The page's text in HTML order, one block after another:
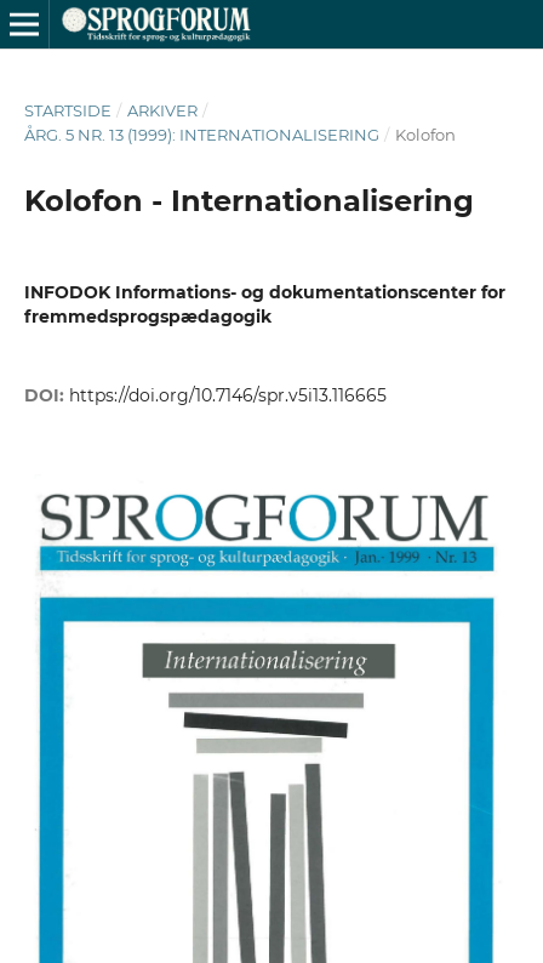
STARTSIDE / ARKIVER /
ÅRG. 5 NR. 13 (1999): INTERNATIONALISERING / Kolofon
Kolofon - Internationalisering
INFODOK Informations- og dokumentationscenter for
fremmedsprogspædagogik
DOI: https://doi.org/10.7146/spr.v5i13.116665